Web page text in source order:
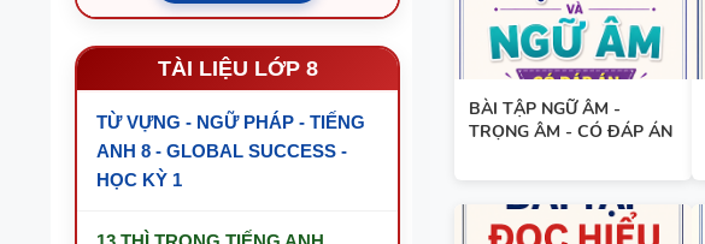
TÀI LIỆU LỚP 8
TỪ VỰNG - NGỮ PHÁP - TIẾNG
ANH 8 - GLOBAL SUCCESS -
HỌC KỲ 1
BÀI TẬP NGỮ ÂM -
TRỌNG ÂM - CÓ ĐÁP ÁN